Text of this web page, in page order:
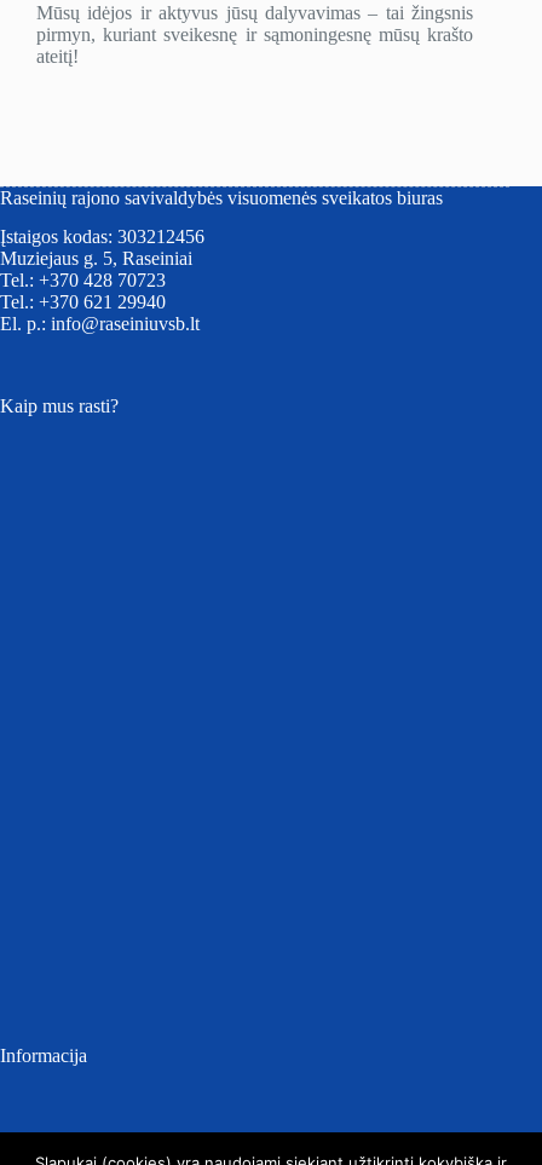
Mūsų idėjos ir aktyvus jūsų dalyvavimas – tai žingsnis
pirmyn, kuriant sveikesnę ir sąmoningesnę mūsų krašto
ateitį!
Raseinių rajono savivaldybės visuomenės sveikatos biuras
Įstaigos kodas: 303212456
Muziejaus g. 5, Raseiniai
Tel.: +370 428 70723
Tel.: +370 621 29940
El. p.: info@raseiniuvsb.lt
Kaip mus rasti?
Informacija